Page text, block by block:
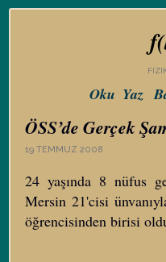
Oku Yaz
ÖSS’de Gerçek
19 TEMMUZ 2008
24 yaşında 8 nüfus
Mersin 21'cisi
öğrencisinden birisi